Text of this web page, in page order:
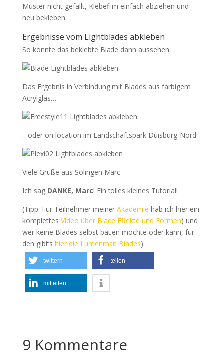
Muster nicht gefällt, Klebefilm einfach abziehen und
neu bekleben.
Ergebnisse vom Lightblades abkleben
So könnte das beklebte Blade dann aussehen:
Das Ergebnis in Verbindung mit Blades aus farbigem
Acrylglas…
…oder on location im Landschaftspark Duisburg-Nord:
Viele Grüße aus Solingen Marc
Ich sag DANKE, Marc! Ein tolles kleines Tutorial!
(Tipp: Für Teilnehmer meiner Akademie hab ich hier ein
komplettes Video über Blade Effekte und Formen) und
wer keine Blades selbst bauen möchte oder kann, für
den gibt’s hier die Lumenman Blades)
twittern teilen
mitteilen
9 Kommentare